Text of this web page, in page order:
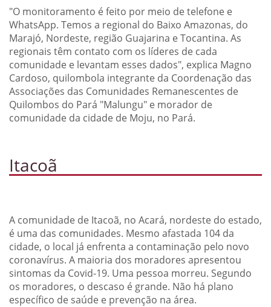
"O monitoramento é feito por meio de telefone e
WhatsApp. Temos a regional do Baixo Amazonas, do
Marajó, Nordeste, região Guajarina e Tocantina. As
regionais têm contato com os líderes de cada
comunidade e levantam esses dados", explica Magno
Cardoso, quilombola integrante da Coordenação das
Associações das Comunidades Remanescentes de
Quilombos do Pará "Malungu" e morador de
comunidade da cidade de Moju, no Pará.
Itacoã
A comunidade de Itacoã, no Acará, nordeste do estado,
é uma das comunidades. Mesmo afastada 104 da
cidade, o local já enfrenta a contaminação pelo novo
coronavírus. A maioria dos moradores apresentou
sintomas da Covid-19. Uma pessoa morreu. Segundo
os moradores, o descaso é grande. Não há plano
específico de saúde e prevenção na área.